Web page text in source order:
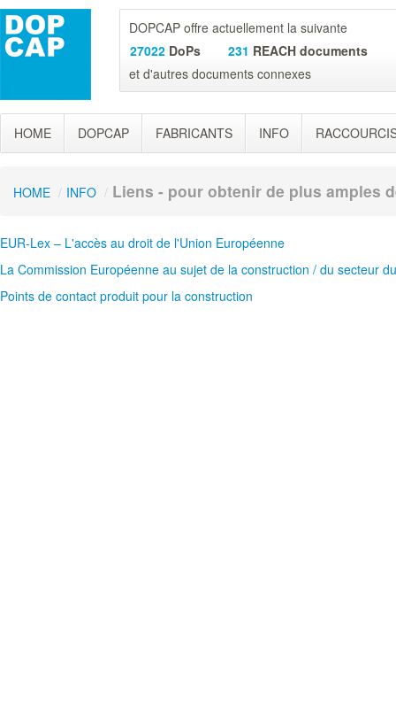
DOPCAP offre actuellement la suivante
27022 DoPs 231 REACH documents
et d'autres documents connexes
HOME DOPCAP FABRICANTS INFO
HOME / INFO / Liens - pour obtenir de plus amples
EUR-Lex – L'accès au droit de l'Union Européenne
La Commission Européenne au sujet de la construction / du secteur
Points de contact produit pour la construction